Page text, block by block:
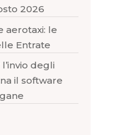
2026
aerotaxi: le
Entrate
degli
il software